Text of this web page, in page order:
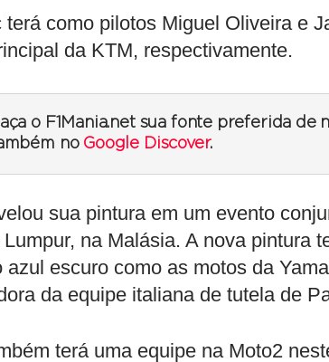
terá como pilotos Miguel Oliveira e
da KTM, respectivamente.
o F1Mania.net sua fonte preferida de
no Google Discover.
sua pintura em um evento
na Malásia. A nova pintura
azul escuro como as motos da
da equipe italiana de tutela de
terá uma equipe na Moto2